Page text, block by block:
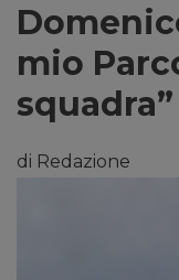
mio
squadra”
di Redazione